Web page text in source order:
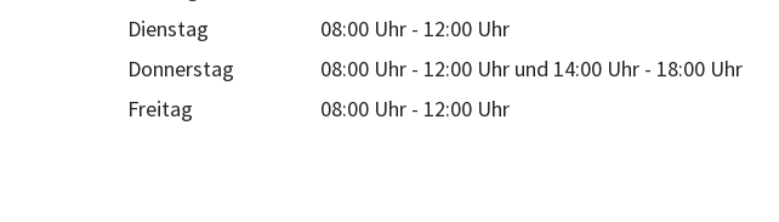
Dienstag
08:00 Uhr - 12:00 Uhr
Donnerstag
08:00 Uhr - 12:00 Uhr und 14:00 Uhr - 18:00 Uhr
Freitag
08:00 Uhr - 12:00 Uhr